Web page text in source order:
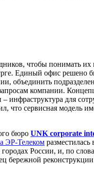
чтобы понимать
Единый офис решено
объединить
компании.
инфраструктура для
что сервисная модель
бюро UNK corporate
ЭР-Телеком разместилась
России, и, по
бережной